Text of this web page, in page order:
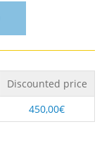
Discounted price
450,00€